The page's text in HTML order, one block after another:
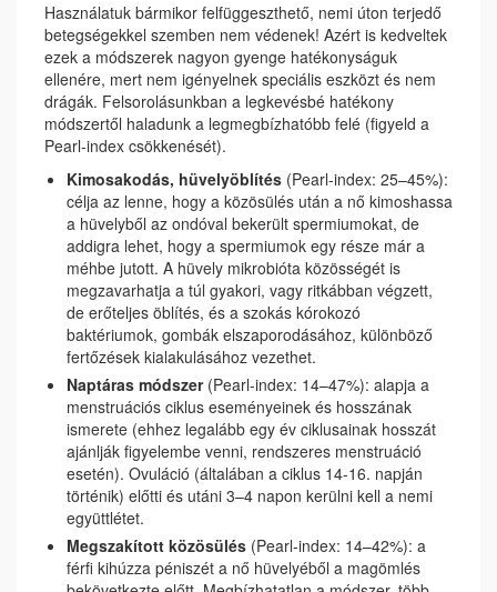
Használatuk bármikor felfüggeszthető, nemi úton terjedő
betegségekkel szemben nem védenek! Azért is kedveltek
ezek a módszerek nagyon gyenge hatékonyságuk
ellenére, mert nem igényelnek speciális eszközt és nem
drágák. Felsorolásunkban a legkevésbé hatékony
módszertől haladunk a legmegbízhatóbb felé (figyeld a
Pearl-index csökkenését).
Kimosakodás, hüvelyöblítés (Pearl-index: 25–45%):
célja az lenne, hogy a közösülés után a nő kimoshassa
a hüvelyből az ondóval bekerült spermiumokat, de
addigra lehet, hogy a spermiumok egy része már a
méhbe jutott. A hüvely mikrobióta közösségét is
megzavarhatja a túl gyakori, vagy ritkábban végzett,
de erőteljes öblítés, és a szokás kórokozó
baktériumok, gombák elszaporodásához, különböző
fertőzések kialakulásához vezethet.
Naptáras módszer(Pearl-index: 14–47%): alapja a
menstruációs ciklus eseményeinek és hosszának
ismerete (ehhez legalább egy év ciklusainak hosszát
ajánlják figyelembe venni, rendszeres menstruáció
esetén). Ovuláció (általában a ciklus 14-16. napján
történik) előtti és utáni 3–4 napon kerülni kell a nemi
együttlétet.
Megszakított közösülés (Pearl-index: 14–42%): a
férfi kihúzza péniszét a nő hüvelyéből a magömlés